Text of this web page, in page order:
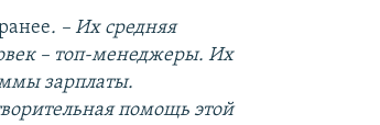
. – Их средняя
– топ-менеджеры. Их
зарплаты.
помощь этой